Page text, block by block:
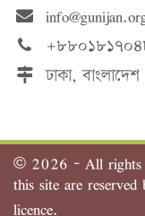
ঢাকা, বাংলাদেশ
© 2026 - All rights
this site are
licence.